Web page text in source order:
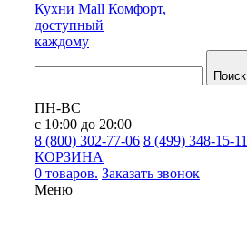
Кухни Mall Комфорт,
доступный
каждому
Поиск
ПН-ВС
с 10:00 до 20:00
8 (800) 302-77-06 8 (499) 348-15-11
КОРЗИНА
0 товаров. Заказать звонок
Меню